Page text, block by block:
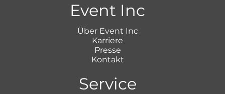
Event Inc
Über Event Inc
Karriere
Presse
Kontakt
Service